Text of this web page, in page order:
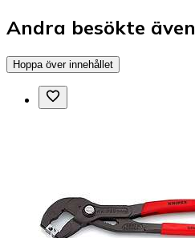
Andra besökte även
Hoppa över innehållet